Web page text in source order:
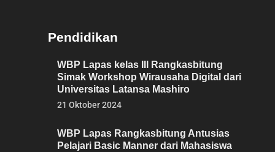
Pendidikan
WBP Lapas kelas III Rangkasbitung
Simak Workshop Wirausaha Digital dari
Universitas Latansa Mashiro
21 Oktober 2024
WBP Lapas Rangkasbitung Antusias
Pelajari Basic Manner dari Mahasiswa